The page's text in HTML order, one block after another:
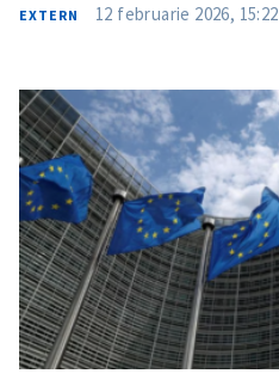
EXTERN 12 februarie 2026, 15:22